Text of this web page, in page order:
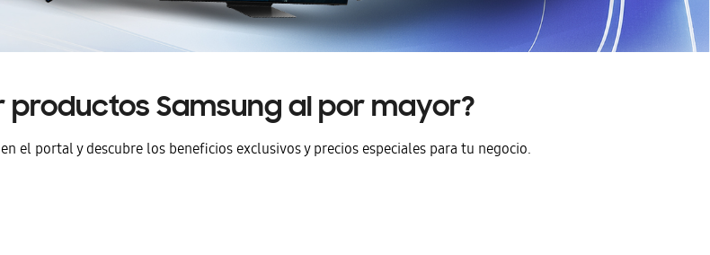
productos Samsung al por mayor?
el portal y descubre los beneficios exclusivos y precios especiales para tu negocio.